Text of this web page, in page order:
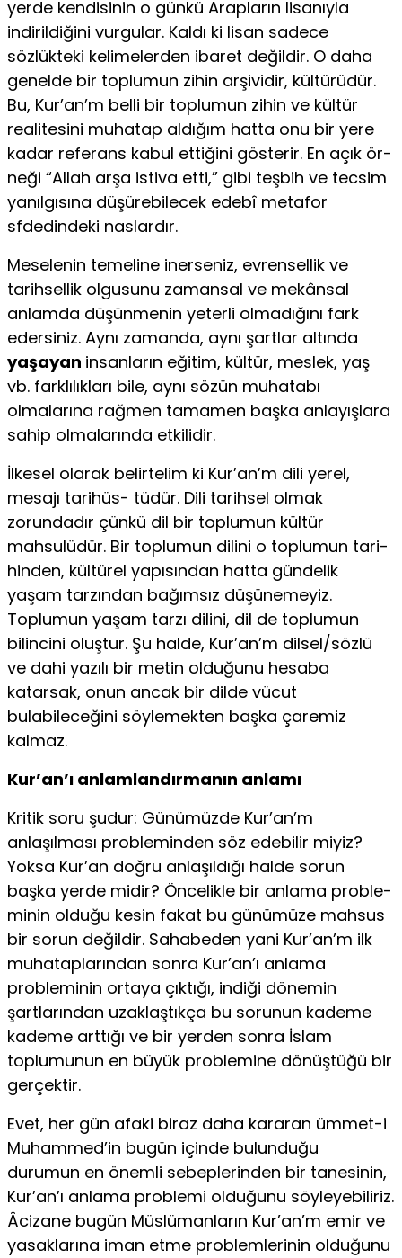
yerde kendisinin o günkü Arapların lisanıyla
indirildiğini vurgular. Kaldı ki lisan sade­ce
sözlükteki kelimelerden ibaret değildir. O daha
genelde bir toplumun zihin arşividir, kültürüdür.
Bu, Kur’an’m belli bir toplumun zihin ve kültür
realitesini muhatap aldığım hatta onu bir yere
kadar referans kabul ettiğini gösterir. En açık ör­
neği “Allah arşa istiva etti,” gibi teşbih ve tecsim
yanılgısına düşürebilecek edebî metafor
sfdedindeki naslardır.
Meselenin temeline inerseniz, evrensellik ve
tarihsellik ol­gusunu zamansal ve mekânsal
anlamda düşünmenin yeterli olmadığını fark
edersiniz. Aynı zamanda, aynı şartlar altında
yaşayan insanların eğitim, kültür, meslek, yaş
vb. farklılıkları bile, aynı sözün muhatabı
olmalarına rağmen tamamen başka anlayışlara
sahip olmalarında etkilidir.
İlkesel olarak belirtelim ki Kur’an’m dili yerel,
mesajı tarihüs- tüdür. Dili tarihsel olmak
zorundadır çünkü dil bir toplumun kültür
mahsulüdür. Bir toplumun dilini o toplumun tari­
hinden, kültürel yapısından hatta gündelik
yaşam tarzından bağımsız düşünemeyiz.
Toplumun yaşam tarzı dilini, dil de toplumun
bilincini oluştur. Şu halde, Kur’an’m dilsel/sözlü
ve dahi yazılı bir metin olduğunu hesaba
katarsak, onun ancak bir dilde vücut
bulabileceğini söylemekten başka çaremiz
kalmaz.
Kur’an’ı anlamlandırmanın anlamı
Kritik soru şudur: Günümüzde Kur’an’m
anlaşılması prob­leminden söz edebilir miyiz?
Yoksa Kur’an doğru anlaşıldığı halde sorun
başka yerde midir? Öncelikle bir anlama proble­
minin olduğu kesin fakat bu günümüze mahsus
bir sorun de­ğildir. Sahabeden yani Kur’an’m ilk
muhataplarından sonra Kur’an’ı anlama
probleminin ortaya çıktığı, indiği dönemin
şartlarından uzaklaştıkça bu sorunun kademe
kademe arttığı ve bir yerden sonra İslam
toplumunun en büyük problemine dönüştüğü bir
gerçektir.
Evet, her gün afaki biraz daha kararan ümmet-i
Muhammed’in bugün içinde bulunduğu
durumun en önemli sebeplerinden bir tanesinin,
Kur’an’ı anlama problemi olduğunu söyleyebili­riz.
Âcizane bugün Müslümanların Kur’an’m emir ve
yasakları­na iman etme problemlerinin olduğunu